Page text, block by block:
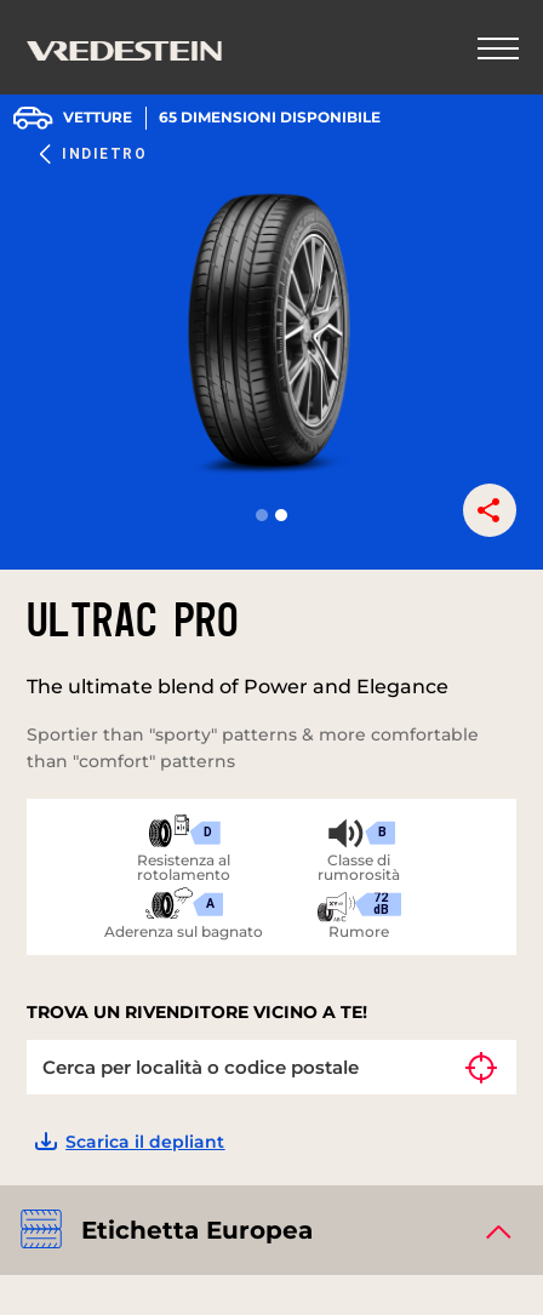
INDIETRO
VETTURE 65 DIMENSIONI DISPONIBILE
ULTRAC PRO
The ultimate blend of Power and Elegance
Sportier than "sporty" patterns & more comfortable
than "comfort" patterns
D
Resistenza al
rotolamento
A
Aderenza sul bagnato
B
Classe di
rumorosità
72
dB
Rumore
TROVA UN RIVENDITORE VICINO A TE!
Scarica il depliant
Etichetta Europea